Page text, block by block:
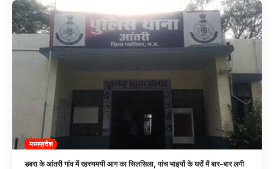
मध्यप्रदेश
डबरा के आंतरी गांव में रहस्यमयी आग का सिलसिला, पांच भाइयों के घरों में बार-बार लगी